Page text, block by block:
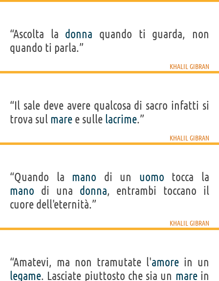
“Ascolta la donna quando ti guarda, non
quando ti parla.”
KHALIL GIBRAN
“Il sale deve avere qualcosa di sacro infatti si
trova sul mare e sulle lacrime.”
KHALIL GIBRAN
“Quando la mano di un uomo tocca la
mano di una donna, entrambi toccano il
cuore dell'eternità.”
KHALIL GIBRAN
“Amatevi, ma non tramutate l'amore in un
legame. Lasciate piuttosto che sia un marein